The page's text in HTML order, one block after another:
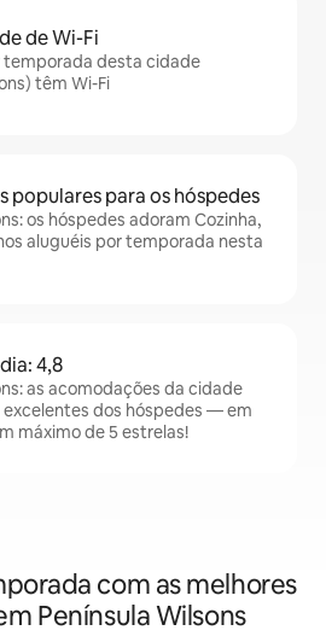
de Wi-Fi
temporada desta cidade
têm Wi-Fi
populares para os hóspedes
os hóspedes adoram Cozinha,
aluguéis por temporada nesta
4,8
as acomodações da cidade
dos hóspedes — em
máximo de 5 estrelas!
com as melhores
Península Wilsons